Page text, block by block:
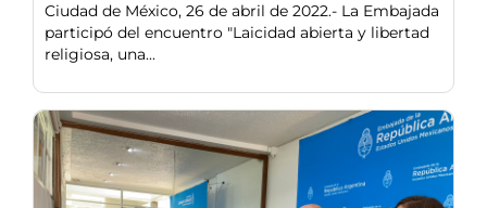
Ciudad de México, 26 de abril de 2022.- La Embajada
participó del encuentro "Laicidad abierta y libertad
religiosa, una...